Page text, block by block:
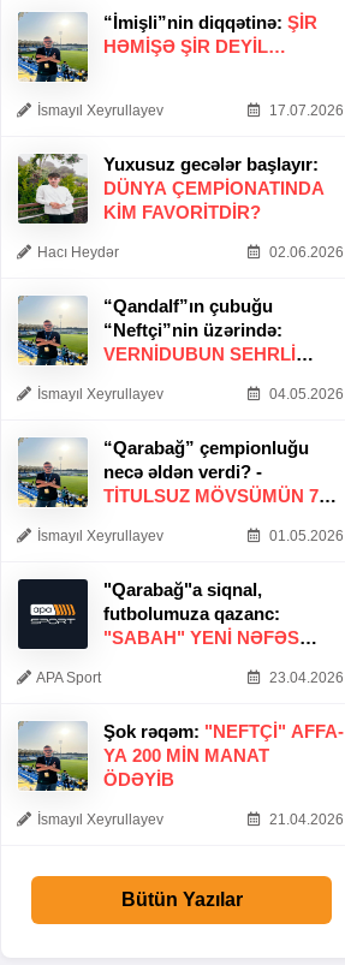
“İmişli”nin diqqətinə: ŞIR
HƏMIŞƏ ŞIR DEYIL…
İsmayıl Xeyrullayev 17.07.2026
Yuxusuz gecələr başlayır:
DÜNYA ÇEMPIONATINDA
KIM FAVORITDIR?
Hacı Heydər 02.06.2026
“Qandalf”ın çubuğu
“Neftçi”nin üzərində:
VERNİDUBUN SEHRLİ
İsmayıl Xeyrullayev 04.05.2026
“Qarabağ” çempionluğu
necə əldən verdi? -
TITULSUZ MÖVSÜMÜN 7
İsmayıl Xeyrullayev 01.05.2026
"Qarabağ"a siqnal,
futbolumuza qazanc:
"SABAH" YENI NƏFƏS
APA Sport 23.04.2026
Şok rəqəm: "NEFTÇI" AFFA-
YA 200 MIN MANAT
ÖDƏYIB
İsmayıl Xeyrullayev 21.04.2026
Bütün Yazılar